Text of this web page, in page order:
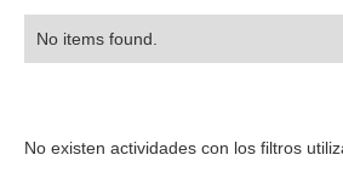
No items found.
No existen actividades con los filtros